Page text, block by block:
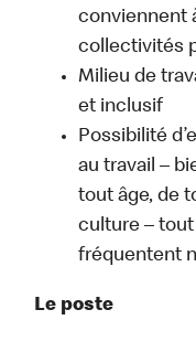
conviennent
collectivités
Milieu de
et inclusif
Possibilité
au travail –
tout âge, de
culture –
fréquentent
Le poste